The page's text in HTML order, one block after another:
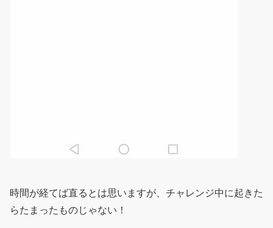
時間が経てば直るとは思いますが、チャレンジ中に起きた
らたまったものじゃない！